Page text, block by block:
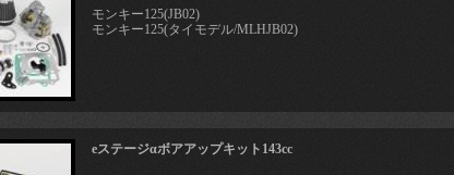
モンキー125(JB02)
モンキー125(タイモデル/MLHJB02)
eステージαボアアップキット143cc